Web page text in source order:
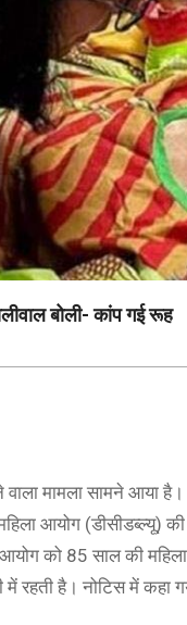
बोली- कांप गई रूह
मामला सामने आया
आयोग (डीसीडब्ल्यू)
आयोग को 85 साल की
रहती है। नोटिस में कहा